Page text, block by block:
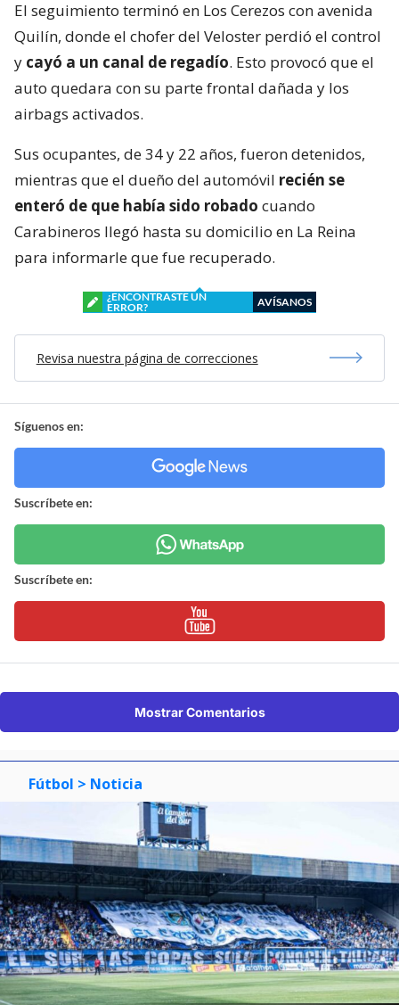
El seguimiento terminó en Los Cerezos con avenida
Quilín, donde el chofer del Veloster perdió el control
y cayó a un canal de regadío. Esto provocó que el
auto quedara con su parte frontal dañada y los
airbags activados.
Sus ocupantes, de 34 y 22 años, fueron detenidos,
mientras que el dueño del automóvil recién se
enteró de que había sido robado cuando
Carabineros llegó hasta su domicilio en La Reina
para informarle que fue recuperado.
¿ENCONTRASTE UN
ERROR?
AVÍSANOS
Revisa nuestra página de correcciones
Síguenos en:
Suscríbete en:
Suscríbete en:
Mostrar Comentarios
Fútbol > Noticia